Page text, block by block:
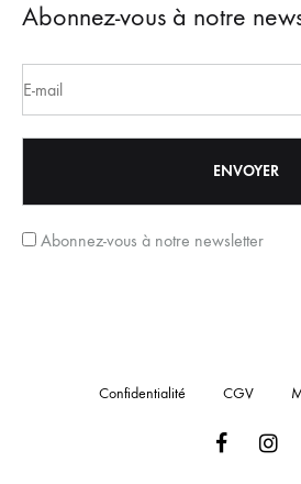
Abonnez-vous à notre
Abonnez-vous à notre newsletter
Confidentialité CGV
Facebook